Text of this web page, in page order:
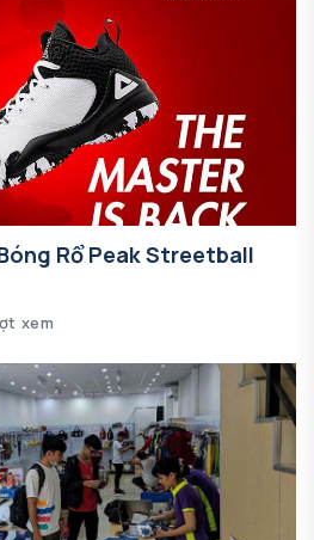
Rổ Peak Streetball
xem